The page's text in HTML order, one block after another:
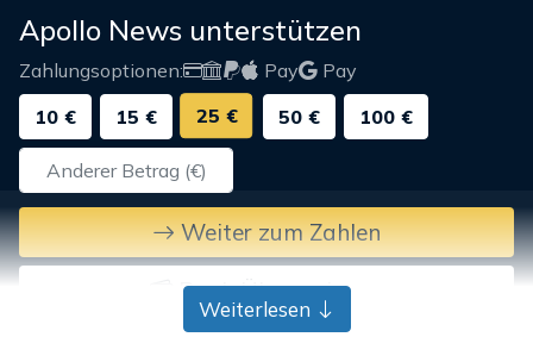
Apollo News unterstützen
Zahlungsoptionen: Pay
Pay
10 €
15 € 25 € 50 € 100 €
Weiter zum Zahlen
Bank-Überweisung
Weiterlesen